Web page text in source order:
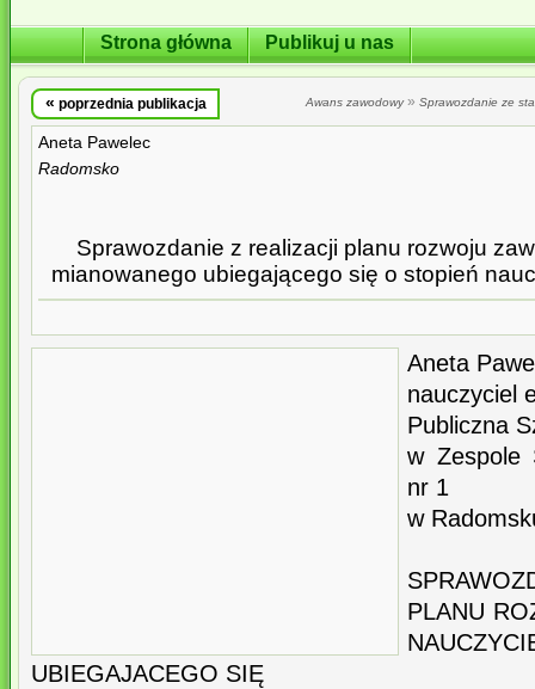
Strona główna Publikuj u nas
« poprzednia publikacja Awans zawodowy» Sprawozdanie ze
Aneta Pawelec
Radomsko
Sprawozdanie z realizacji planu rozwoju
mianowanego ubiegającego się o stopień
Aneta
nauczyciel
Publiczna
w Zespole
nr 1
w
PLANU
UBIEGAJACEGO SIĘ